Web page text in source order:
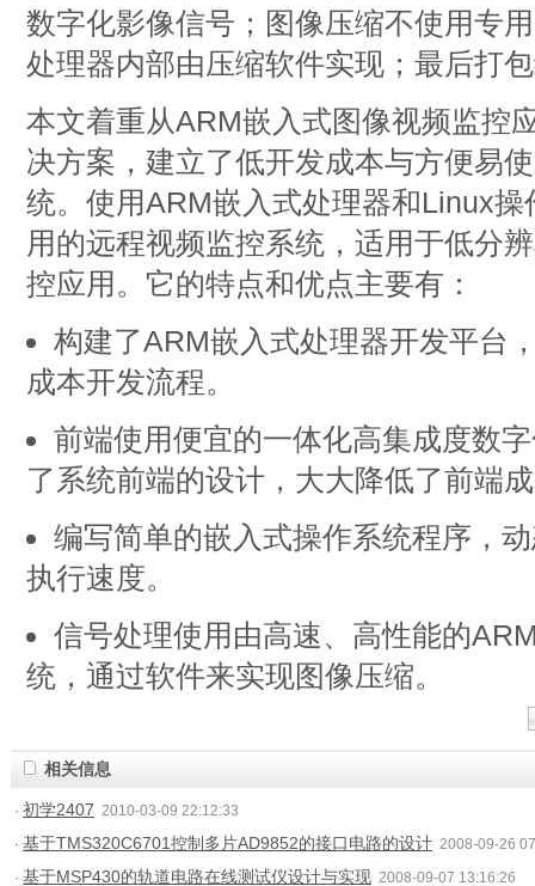
数字化影像信号；图像压缩不使用专
处理器内部由压缩软件实现；最后打
本文着重从ARM嵌入式图像视频监控
决方案，建立了低开发成本与方便易
统。使用ARM嵌入式处理器和Linux
用的远程视频监控系统，适用于低分
控应用。它的特点和优点主要有：
构建了ARM嵌入式处理器开发平台
成本开发流程。
前端使用便宜的一体化高集成度数
了系统前端的设计，大大降低了前端
编写简单的嵌入式操作系统程序，
执行速度。
信号处理使用由高速、高性能的
统，通过软件来实现图像压缩。
相关信息
· 初学2407 2010-03-09 22:12:33
· 基于TMS320C6701控制多片AD9852的接口电路的设计 2008-09-26
· 基于MSP430的轨道电路在线测试仪设计与实现 2008-09-07 13:16:26